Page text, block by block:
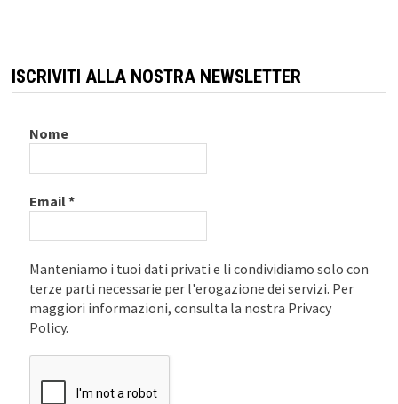
ISCRIVITI ALLA NOSTRA NEWSLETTER
Nome
Email*
Manteniamo i tuoi dati privati e li condividiamo solo con
terze parti necessarie per l'erogazione dei servizi. Per
maggiori informazioni, consulta la nostra Privacy
Policy.